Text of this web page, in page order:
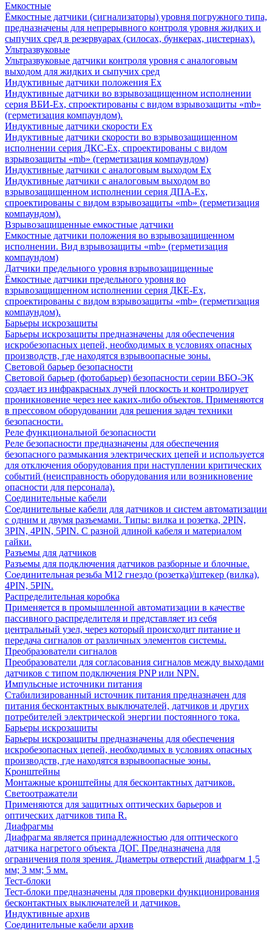
Емкостные
Ёмкостные датчики (сигнализаторы) уровня погружного типа,
предназначены для непрерывного контроля уровня жидких и
сыпучих сред в резервуарах (силосах, бункерах, цистернах).
Ультразвуковые
Ультразвуковые датчики контроля уровня с аналоговым
выходом для жидких и сыпучих сред
Индуктивные датчики положения Ех
Индуктивные датчики во взрывозащищенном исполнении
серия ВБИ-Ех, спроектированы с видом взрывозащиты «mb»
(герметизация компаундом).
Индуктивные датчики скорости Ех
Индуктивные датчики скорости во взрывозащищенном
исполнении серия ДКС-Ех, спроектированы с видом
взрывозащиты «mb» (герметизация компаундом)
Индуктивные датчики с аналоговым выходом Ех
Индуктивные датчики с аналоговым выходом во
взрывозащищенном исполнении серия ДПА-Ех,
спроектированы с видом взрывозащиты «mb» (герметизация
компаундом).
Взрывозащищенные емкостные датчики
Емкостные датчики положения во взрывозащищенном
исполнении. Вид взрывозащиты «mb» (герметизация
компаундом)
Датчики предельного уровня взрывозащищенные
Ёмкостные датчики предельного уровня во
взрывозащищенном исполнении серия ДКЕ-Ех,
спроектированы с видом взрывозащиты «mb» (герметизация
компаундом).
Барьеры искрозащиты
Барьеры искрозащиты предназначены для обеспечения
искробезопасных цепей, необходимых в условиях опасных
производств, где находятся взрывоопасные зоны.
Световой барьер безопасности
Световой барьер (фотобарьер) безопасности серии ВБО-ЭК
создает из инфракрасных лучей плоскость и контролирует
проникновение через нее каких-либо объектов. Применяются
в прессовом оборудовании для решения задач техники
безопасности.
Реле функциональной безопасности
Реле безопасности предназначены для обеспечения
безопасного размыкания электрических цепей и используется
для отключения оборудования при наступлении критических
событий (неисправность оборудования или возникновение
опасности для персонала).
Соединительные кабели
Соединительные кабели для датчиков и систем автоматизации
с одним и двумя разъемами. Типы: вилка и розетка, 2PIN,
3PIN, 4PIN, 5PIN. С разной длиной кабеля и материалом
гайки.
Разъемы для датчиков
Разъемы для подключения датчиков разборные и блочные.
Соединительная резьба М12 гнездо (розетка)/штекер (вилка),
4PIN, 5PIN.
Распределительная коробка
Применяется в промышленной автоматизации в качестве
пассивного распределителя и представляет из себя
центральный узел, через который происходит питание и
передача сигналов от различных элементов системы.
Преобразователи сигналов
Преобразователи для согласования сигналов между выходами
датчиков с типом подключения PNP или NPN.
Импульсные источники питания
Стабилизированный источник питания предназначен для
питания бесконтактных выключателей, датчиков и других
потребителей электрической энергии постоянного тока.
Барьеры искрозащиты
Барьеры искрозащиты предназначены для обеспечения
искробезопасных цепей, необходимых в условиях опасных
производств, где находятся взрывоопасные зоны.
Кронштейны
Монтажные кронштейны для бесконтактных датчиков.
Светоотражатели
Применяются для защитных оптических барьеров и
оптических датчиков типа R.
Диафрагмы
Диафрагма является принадлежностью для оптического
датчика нагретого объекта ДОГ. Предназначена для
ограничения поля зрения. Диаметры отверстий диафрагм 1,5
мм; 3 мм; 5 мм.
Тест-блоки
Тест-блоки предназначены для проверки функционирования
бесконтактных выключателей и датчиков.
Индуктивные архив
Соединительные кабели архив